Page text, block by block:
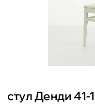
стул Денди 41-